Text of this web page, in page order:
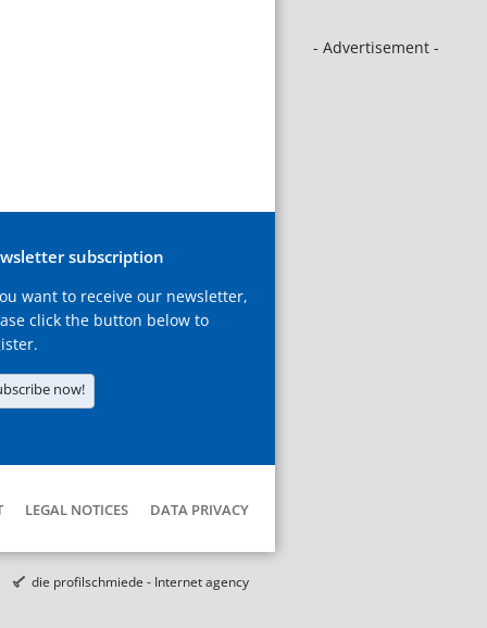
- Advertisement -
subscription
want to receive our newsletter,
click the button below to
now!
LEGAL NOTICES DATA PRIVACY
die profilschmiede - Internet agency